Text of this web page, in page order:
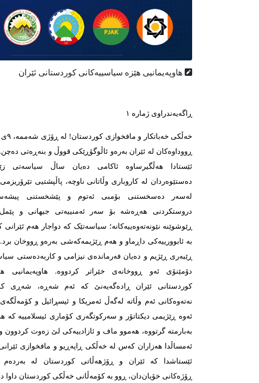
هاوپەیمانیی هێزە سیاسییەکانی کوردستانی ئێران
ڕاگەیەندراوی ژمارە ١
خەڵکی
ڕووداوەکان لە ئێران بەرەو ئاڵوگۆڕێکی قووڵ و بنەڕەتی
ئێستادا هەڵگیرساوە ئاکامی دەیان ساڵ سیاسەتی
دەستێوەردان لە کاروباری وڵاتانی ناوچە، پاڵپشتیی
لەسەر دەسخستنی بۆمبی ئەتوم و پێشخستنی
دروستکردنی هەڕەشە بۆ سەر ئەمنییەتی جیهانی و
ڕێوشوێنە نێونەتەوەییەکانە؛ سیاسەتێک کە دواجار هەم ئێرانی
بە ئابوورییەکی داڕماو و هەم ڕێژیمەکەشی بەرەو ڕووخان
ڕێبەری ڕێژیم و دەیان فەرماندەی نیزامی و کاربەدەستی
دۆمێنۆی ئەو ڕووخانەی خێراتر کردووە. هاوپەیمانیی
کوردستانی ئێران ڕادەگەیەنێ کە ئەم شەڕە، شەڕی
نەتەوەکانی ئەم وڵاتە لەگەڵ ئەمریکا و ئیسڕائیل و
ئەوە ڕێژیمی دیکتاتۆر و سەرکوتگەری کۆماری ئیسلامییە کە
بەبارمتە گرتووە، هەموو ماف و ئازادییەکی لێ زەوت کردوون و
ئەمساڵدا هەزاران کەس لە خەڵکی ڕاپەڕیو و مافخوازی
ئێستاشدا کە ئێران و ڕۆژهەڵاتی کوردستان لە بەردەم
ڕۆژەکانی خۆیان‌دان، ڕوو بە کۆمەڵانی خەڵکی کوردستان داوا